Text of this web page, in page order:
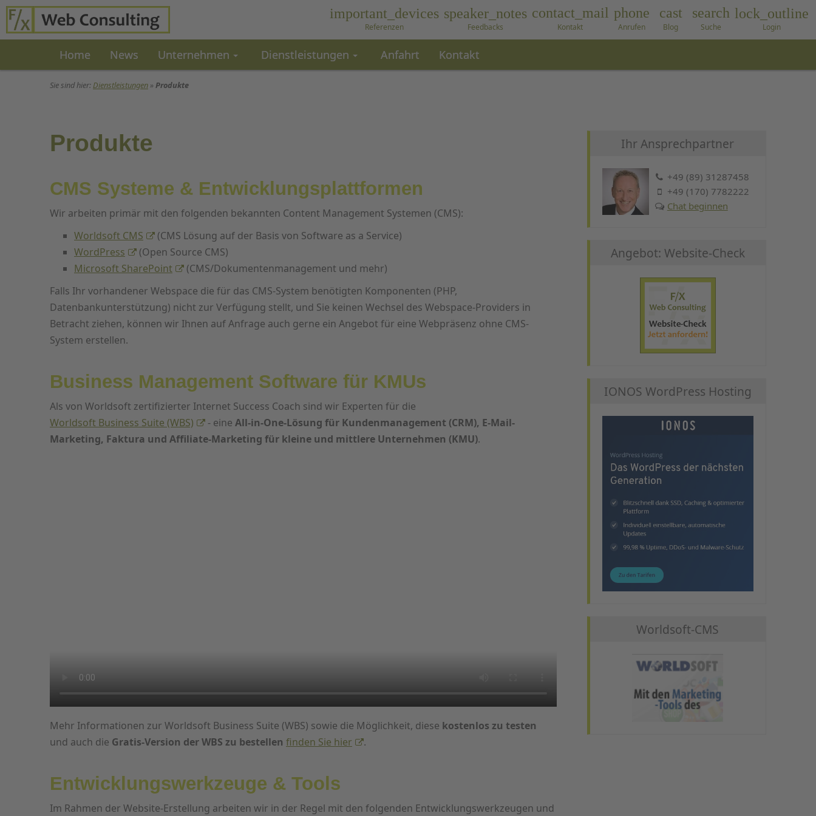
important_devices
Referenzen
speaker_notes
Feedbacks
contact_mail
Kontakt
phone
Anrufen
cast
Blog
search
Suche
lock_outline
Login
Home News Unternehmen Dienstleistungen Anfahrt Kontakt
Sie sind hier:Dienstleistungen» Produkte
Produkte
CMS Systeme & Entwicklungsplattformen
Wir arbeiten primär mit den folgenden bekannten Content Management Systemen (CMS):
Worldsoft CMS
(CMS Lösung auf der Basis von Software as a Service)
WordPress
(Open Source CMS)
Microsoft SharePoint
(CMS/Dokumentenmanagement und mehr)
Falls Ihr vorhandener Webspace die für das CMS-System benötigten Komponenten (PHP,
Datenbankunterstützung) nicht zur Verfügung stellt, und Sie keinen Wechsel des Webspace-Providers in
Betracht ziehen, können wir Ihnen auf Anfrage auch gerne ein Angebot für eine Webpräsenz ohne CMS-
System erstellen.
Business Management Software für KMUs
Als von Worldsoft zertifizierter Internet Success Coach sind wir Experten für die
Worldsoft Business Suite (WBS)
- eine All-in-One-Lösung für Kundenmanagement (CRM), E-Mail-
Marketing, Faktura und Affiliate-Marketing für kleine und mittlere Unternehmen (KMU).
Mehr Informationen zur Worldsoft Business Suite (WBS) sowie die Möglichkeit, diese kostenlos zu testen
und auch die Gratis-Version der WBS zu bestellen finden Sie hier .
Entwicklungswerkzeuge & Tools
Im Rahmen der Website-Erstellung arbeiten wir in der Regel mit den folgenden Entwicklungswerkzeugen und
Ihr Ansprechpartner
+49 (89) 31287458
+49 (170) 7782222
Chat beginnen
Angebot: Website-Check
IONOS WordPress Hosting
Worldsoft-CMS